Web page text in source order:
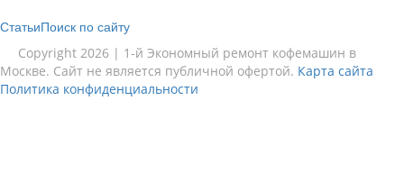
СтатьиПоиск по сайту
Copyright 2026 | 1-й Экономный ремонт кофемашин в
Москве. Сайт не является публичной офертой. Карта сайта
Политика конфиденциальности